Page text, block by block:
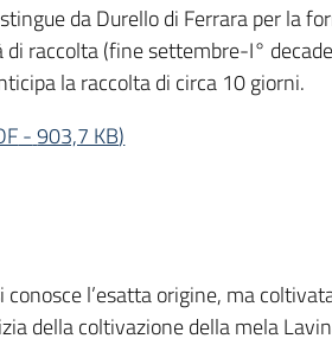
da Durello di Ferrara per la
di raccolta (fine settembre-I°
la raccolta di circa 10 giorni.
-903,7 KB)
conosce l’esatta origine, ma
della coltivazione della mela